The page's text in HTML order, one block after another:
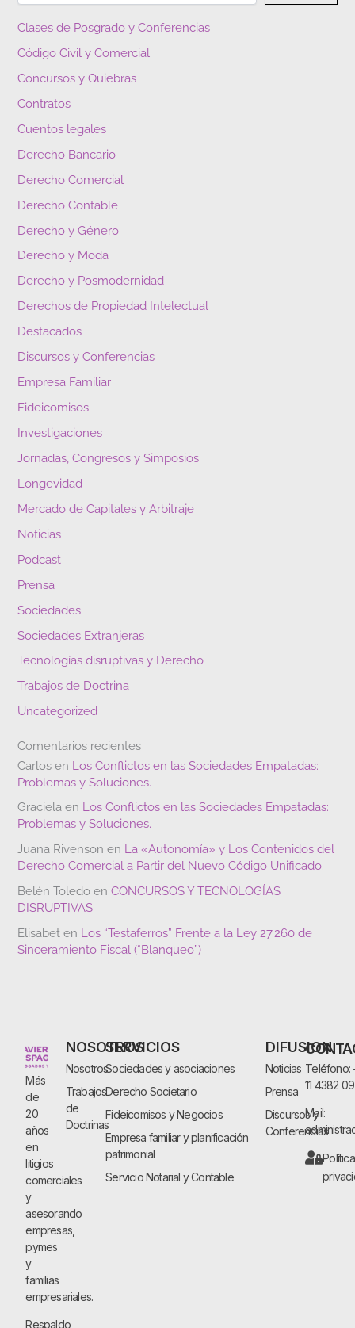
Clases de Posgrado y Conferencias
Código Civil y Comercial
Concursos y Quiebras
Contratos
Cuentos legales
Derecho Bancario
Derecho Comercial
Derecho Contable
Derecho y Género
Derecho y Moda
Derecho y Posmodernidad
Derechos de Propiedad Intelectual
Destacados
Discursos y Conferencias
Empresa Familiar
Fideicomisos
Investigaciones
Jornadas, Congresos y Simposios
Longevidad
Mercado de Capitales y Arbitraje
Noticias
Podcast
Prensa
Sociedades
Sociedades Extranjeras
Tecnologías disruptivas y Derecho
Trabajos de Doctrina
Uncategorized
Comentarios recientes
Carlos en Los Conflictos en las Sociedades Empatadas:
Problemas y Soluciones.
Graciela en Los Conflictos en las Sociedades Empatadas:
Problemas y Soluciones.
Juana Rivenson en La «Autonomía» y Los Contenidos del
Derecho Comercial a Partir del Nuevo Código Unificado.
Belén Toledo enCONCURSOS Y TECNOLOGÍAS
DISRUPTIVAS
Elisabet en Los “Testaferros” Frente a la Ley 27.260 de
Sinceramiento Fiscal (“Blanqueo”)
Más
de
20
años
en
litigios
comerciales
y
asesorando
empresas,
pymes
y
familias
empresariales.
Respaldo
NOSOTROS
Nosotros
Trabajos
de
Doctrinas
SERVICIOS
Sociedades y asociaciones
Derecho Societario
Fideicomisos y Negocios
Empresa familiar y planificación
patrimonial
Servicio Notarial y Contable
DIFUSION
Noticias
Prensa
Discursos y
Conferencias
Teléfono:
11 4382
Mail: